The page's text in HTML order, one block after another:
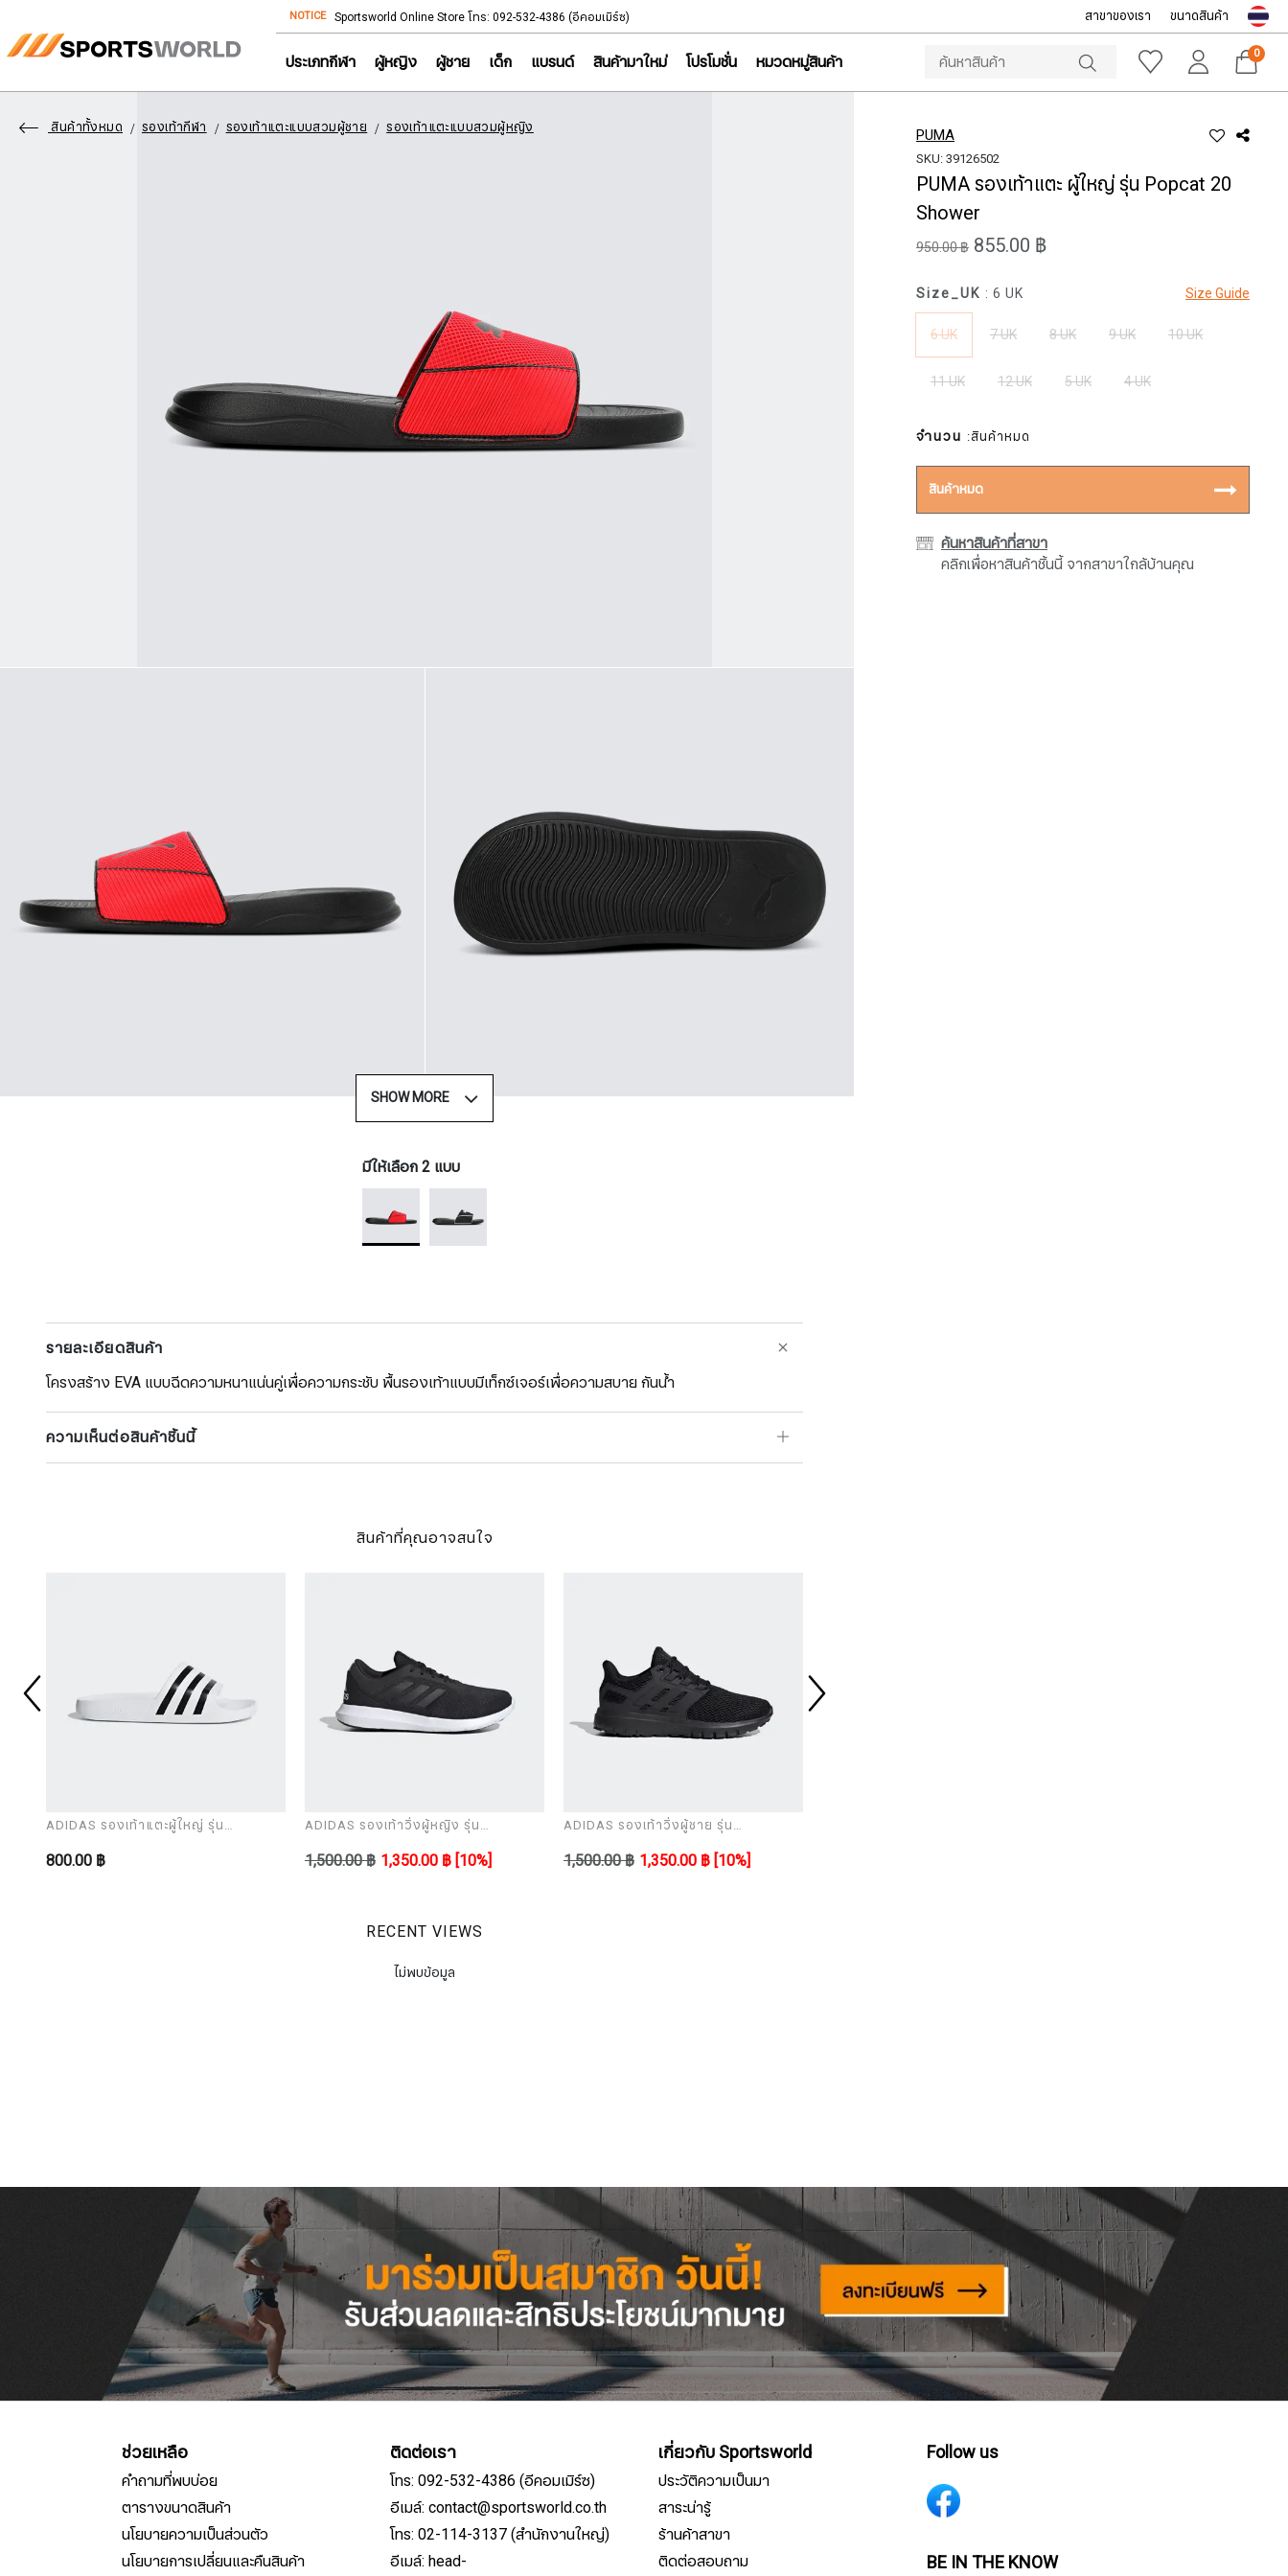
NOTICE Sportsworld Online Store โทร: 092-532-4386 (อีคอมเมิร์ซ) NOTICE Sportsworld
สาขาของเรา ขนาดสินค้า
ประเภทกีฬา ผู้หญิง ผู้ชาย เด็ก แบรนด์ สินค้ามาใหม่ โปรโมชั่น หมวดหมู่สินค้า 0
สินค้าทั้งหมด รองเท้ากีฬา รองเท้าแตะแบบสวมผู้ชาย รองเท้าแตะแบบสวมผู้หญิง
SHOW MORE
มีให้เลือก 2 แบบ
รายละเอียดสินค้า
โครงสร้าง EVA แบบฉีดความหนาแน่นคู่เพื่อความกระชับ พื้นรองเท้าแบบมีเท็กซ์เจอร์เพื่อความสบาย กันน้ำ
ความเห็นต่อสินค้าชิ้นนี้
สินค้าที่คุณอาจสนใจ
ADIDAS รองเท้าแตะผู้ใหญ่ รุ่น
800.00 ฿
ADIDAS รองเท้าวิ่งผู้หญิง รุ่น
1,500.00 ฿ 1,350.00 ฿ [10%]
ADIDAS รองเท้าวิ่งผู้ชาย รุ่น
1,500.00 ฿ 1,350.00 ฿ [10%]
RECENT VIEWS
ไม่พบข้อมูล
PUMA
SKU: 39126502
PUMA รองเท้าแตะ ผู้ใหญ่ รุ่น Popcat 20
Shower
950.00 ฿ 855.00 ฿
Size Guide
Size_UK : 6 UK
6 UK 7 UK 8 UK 9 UK 10 UK
11 UK 12 UK 5 UK 4 UK
จำนวน :สินค้าหมด
สินค้าหมด
ค้นหาสินค้าที่สาขา
คลิกเพื่อหาสินค้าชิ้นนี้ จากสาขาใกล้บ้านคุณ
ช่วยเหลือ
คำถามที่พบบ่อย
ตารางขนาดสินค้า
นโยบายความเป็นส่วนตัว
นโยบายการเปลี่ยนและคืนสินค้า
ติดต่อเรา
โทร: 092-532-4386 (อีคอมเมิร์ซ)
อีเมล์: contact@sportsworld.co.th
โทร: 02-114-3137 (สำนักงานใหญ่)
อีเมล์: head-
เกี่ยวกับ Sportsworld
ประวัติความเป็นมา
สาระน่ารู้
ร้านค้าสาขา
ติดต่อสอบถาม
Follow us
BE IN THE KNOW